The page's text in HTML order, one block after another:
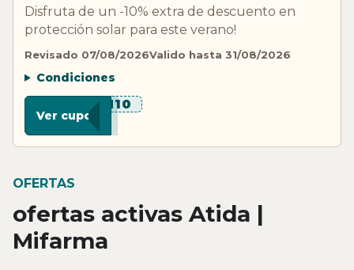
Disfruta de un -10% extra de descuento en
protección solar para este verano!
Revisado 07/08/2026Valido hasta 31/08/2026
Condiciones
***N10
Ver cupon
OFERTAS
ofertas activas Atida |
Mifarma